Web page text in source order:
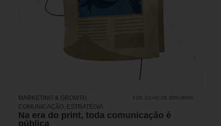
MARKETING & GROWTH ,
COMUNICAÇÃO, ESTRATÉGIA
3 DE JULHO DE 2026 08H00
Na era do print, toda comunicação é
pública